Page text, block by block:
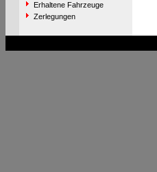
Erhaltene Fahrzeuge
Zerlegungen